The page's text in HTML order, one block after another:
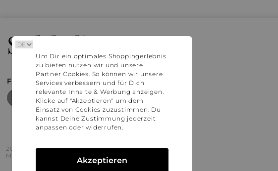
Stylaholic
FIND MORE INSPIRATION
2016 - 2026 © Stylaholic.
Made for you with love in munich.
Um Dir ein optimales Shoppingerlebnis
zu bieten nutzen wir und unsere
Partner Cookies. So können wir unsere
Services verbessern und für Dich
relevante Inhalte & Werbung anzeigen.
Klicke auf "Akzeptieren" um dem
Einsatz von Cookies zuzustimmen. Du
kannst Deine Zustimmung jederzeit
anpassen oder widerrufen.
Akzeptieren